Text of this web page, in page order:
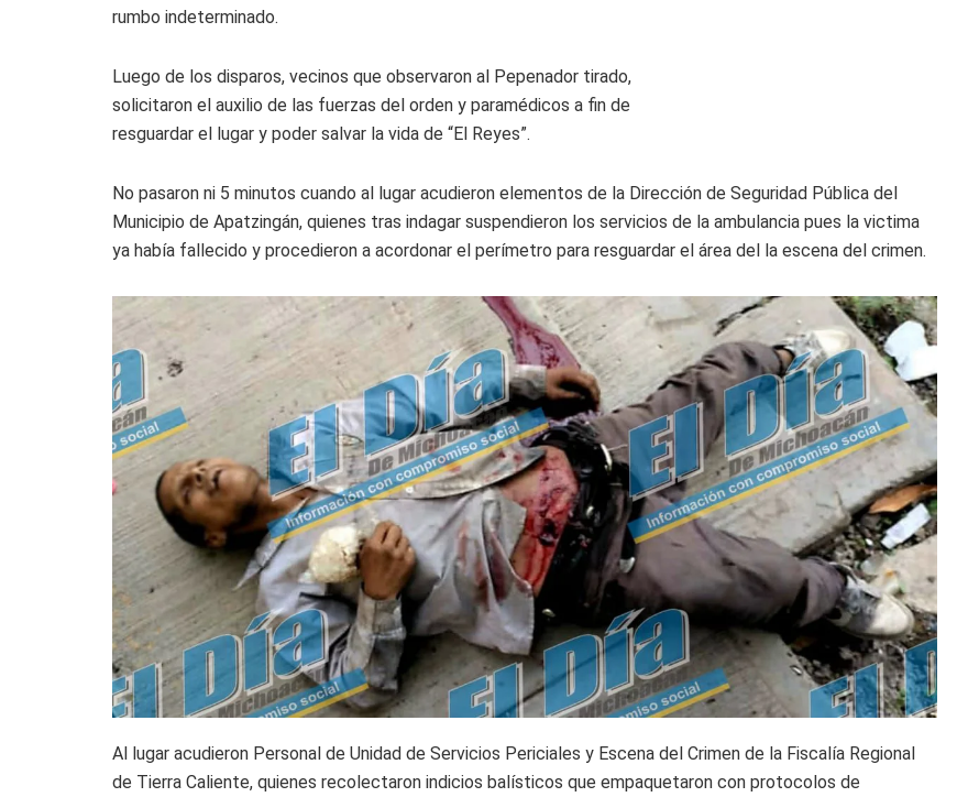
rumbo indeterminado.
Luego de los disparos, vecinos que observaron al Pepenador tirado,
solicitaron el auxilio de las fuerzas del orden y paramédicos a fin de
resguardar el lugar y poder salvar la vida de “El Reyes”.
No pasaron ni 5 minutos cuando al lugar acudieron elementos de la Dirección de Seguridad Pública del
Municipio de Apatzingán, quienes tras indagar suspendieron los servicios de la ambulancia pues la victima
ya había fallecido y procedieron a acordonar el perímetro para resguardar el área del la escena del crimen.
Al lugar acudieron Personal de Unidad de Servicios Periciales y Escena del Crimen de la Fiscalía Regional
de Tierra Caliente, quienes recolectaron indicios balísticos que empaquetaron con protocolos de